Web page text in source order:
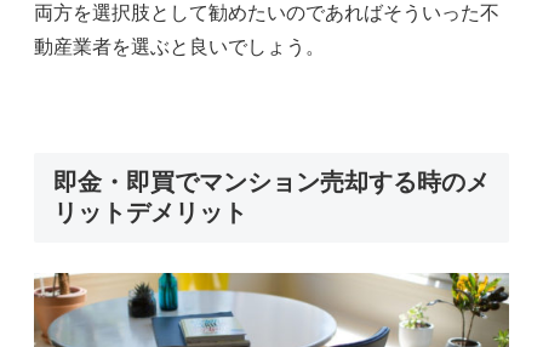
両方を選択肢として勧めたいのであればそういった不
動産業者を選ぶと良いでしょう。
即金・即買でマンション売却する時のメ
リットデメリット